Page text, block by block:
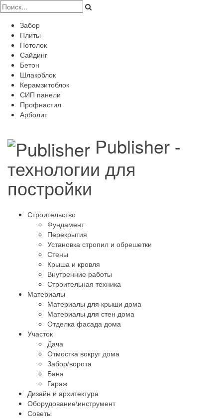
Забор
Плиты
Потолок
Сайдинг
Бетон
Шлакоблок
Керамзитоблок
СИП панели
Профнастил
Арболит
Publisher -
технологии для
постройки
Строительство
Фундамент
Перекрытия
Установка стропил и обрешетки
Стены
Крыша и кровля
Внутренние работы
Строительная техника
Материалы
Материалы для крыши дома
Материалы для стен дома
Отделка фасада дома
Участок
Дача
Отмостка вокруг дома
Забор/ворота
Баня
Гараж
Дизайн и архитектура
Оборудование\инструмент
Советы